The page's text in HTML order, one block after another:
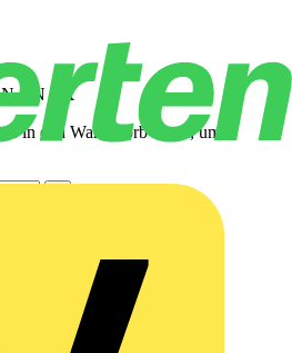
GN BX
in den Warenkorb legen, um